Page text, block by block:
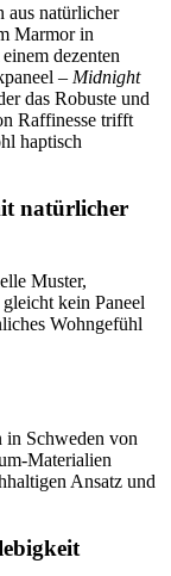
aus natürlicher
Marmor in
dezenten
– Midnight
das Robuste und
Raffinesse trifft
haptisch
natürlicher
Muster,
kein Paneel
Wohngefühl
in Schweden von
Materialien
Ansatz und